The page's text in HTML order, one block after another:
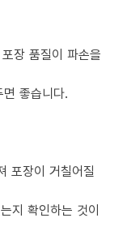
장 품질이 파손을
좋습니다.
포장이 거칠어질
지 확인하는 것이